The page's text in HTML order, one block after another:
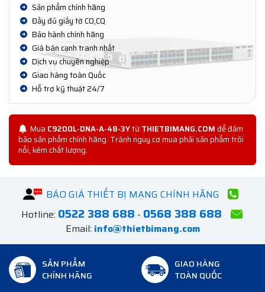
Sản phẩm chính hãng
Đầy đủ giấy tờ CO,CQ
Bảo hành chính hãng
Giá bán cạnh tranh nhất
Dịch vụ chuyên nghiệp
Giao hàng toàn Quốc
Hỗ trợ kỹ thuật 24/7
Mua C9200L-DNA-A-48-3YtừTHIETBIMANG.COMđể đảm
bảo sản phẩm chính hãng. Tránh nguy cơ mua phải sản phẩm trôi
nổi, kém chất lượng.
BÁO GIÁ THIẾT BỊ MẠNG CHÍNH HÃNG
Hotline: 0522 388 688 - 0568 388 688
Email: info@thietbimang.com
SẢN PHẨM
CHÍNH HÃNG
GIAO HÀNG
TOÀN QUỐC